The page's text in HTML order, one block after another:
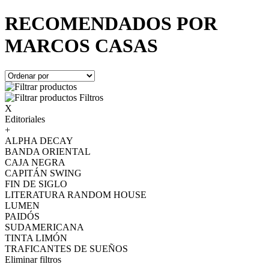
RECOMENDADOS POR
MARCOS CASAS
Filtros
X
Editoriales
+
ALPHA DECAY
BANDA ORIENTAL
CAJA NEGRA
CAPITÁN SWING
FIN DE SIGLO
LITERATURA RANDOM HOUSE
LUMEN
PAIDÓS
SUDAMERICANA
TINTA LIMÓN
TRAFICANTES DE SUEÑOS
Eliminar filtros